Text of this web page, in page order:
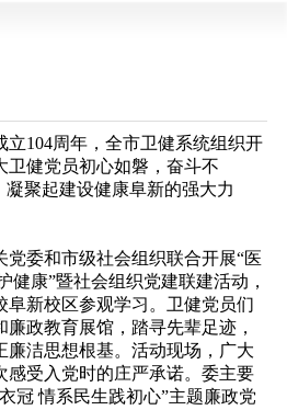
104周年，全市卫健系统组织开
卫健党员初心如磐，奋斗不
凝聚起建设健康阜新的强大力
委和市级社会组织联合开展“医
健康”暨社会组织党建联建活动，
阜新校区参观学习。卫健党员们
政教育展馆，踏寻先辈足迹，
廉洁思想根基。活动现场，广大
感受入党时的庄严承诺。委主要
冠 情系民生践初心”主题廉政党